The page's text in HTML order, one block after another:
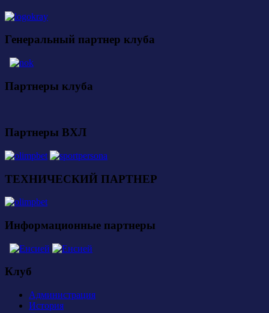
Генеральный партнер клуба
Партнеры клуба
Партнеры ВХЛ
ТЕХНИЧЕСКИЙ ПАРТНЕР
Информационные партнеры
Клуб
Администрация
История